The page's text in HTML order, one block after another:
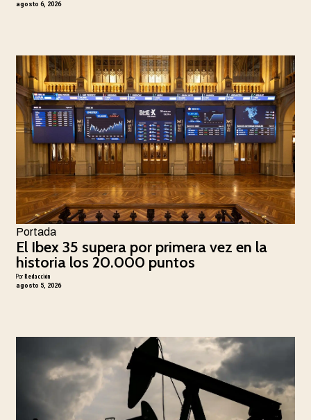
agosto 6, 2026
Portada
El Ibex 35 supera por primera vez en la
historia los 20.000 puntos
PorRedacción
agosto 5, 2026